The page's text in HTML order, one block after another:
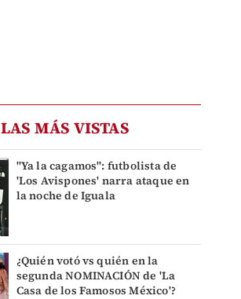
LAS MÁS VISTAS
"Ya la cagamos": futbolista de
'Los Avispones' narra ataque en
la noche de Iguala
¿Quién votó vs quién en la
segunda NOMINACIÓN de 'La
Casa de los Famosos México'?